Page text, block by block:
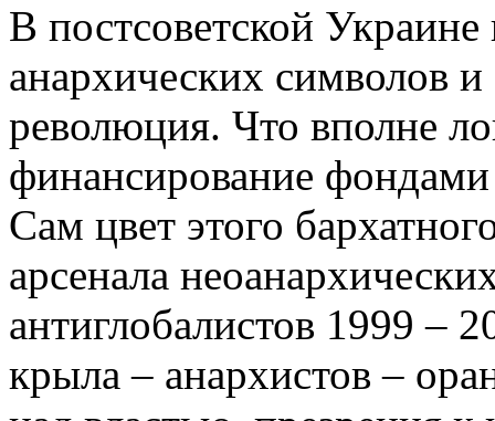
В постсоветской
анархических символов и
революция. Что вполне
финансирование
Сам цвет этого
арсенала
антиглобалистов 1999 –
крыла – анархистов –